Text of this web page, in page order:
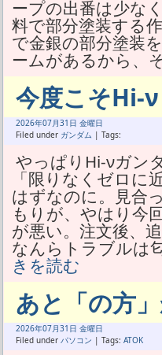
ープの出番は少な
料で部分塗装する
で金銀の部分塗装
ームがあるから、
今度こそHi-
2026年07月31日 金曜日
Filed under ガンダム | Tags:
やっぱりHi-νガン
「限りなくゼロ
はずなのに。見合
もりが、やはり今
が悪い。注文後、
なんらトラブルは
きを読む
あと「の方
2026年07月31日 金曜日
Filed under パソコン | Tags: ATOK